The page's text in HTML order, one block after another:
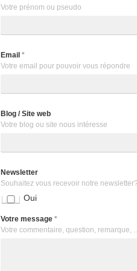
Votre prénom ou pseudo
Email *
Votre email pour pouvoir vous répondre
Blog / Site web
Votre blog ou site nous intéresse
Newsletter
Souhaitez vous recevoir notre
Oui
Votre message *
Votre commentaire, question, remarque,